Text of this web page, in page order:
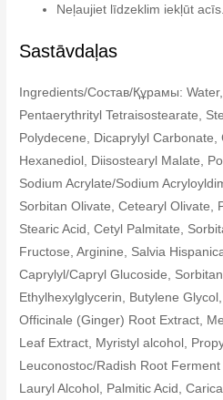
Neļaujiet līdzeklim iekļūt acīs.
Sastāvdaļas
Ingredients/Состав/Құрамы:
Pentaerythrityl Tetraisostearate,
Polydecene, Dicaprylyl Carbonate,
Hexanediol, Diisostearyl Malate,
Sodium Acrylate/Sodium
Sorbitan Olivate, Cetearyl Olivate,
Stearic Acid, Cetyl Palmitate,
Fructose, Arginine, Salvia
Caprylyl/Capryl Glucoside,
Ethylhexylglycerin, Butylene
Officinale (Ginger) Root Extract,
Leaf Extract, Myristyl alcohol,
Leuconostoc/Radish Root
Lauryl Alcohol, Palmitic Acid,